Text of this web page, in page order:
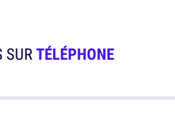
SURTÉLÉPHONE